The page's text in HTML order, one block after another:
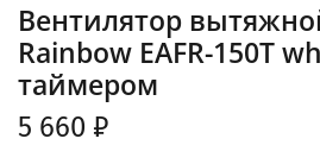
Вентилятор
Rainbow EAFR-150T
таймером
5 660 ₽